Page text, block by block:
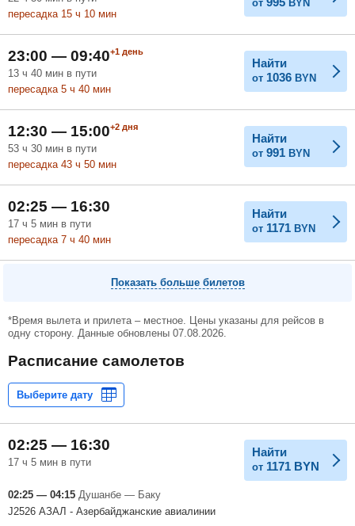
пересадка 15 ч 10 мин
от BYN
23:00 — 09:40+1 день
13 ч 40 мин в пути
пересадка 5 ч 40 мин
Найти
от 1036 BYN
12:30 — 15:00+2 дня
53 ч 30 мин в пути
пересадка 43 ч 50 мин
Найти
от 991 BYN
02:25 — 16:30
17 ч 5 мин в пути
пересадка 7 ч 40 мин
Найти
от 1171 BYN
Показать больше билетов
*Время вылета и прилета – местное. Цены указаны для рейсов в
одну сторону. Данные обновлены 07.08.2026.
Расписание самолетов
02:25 — 16:30
17 ч 5 мин в пути
Найти
от 1171 BYN
02:25 — 04:15 Душанбе — Баку
J2526 АЗАЛ - Азербайджанские авиалинии